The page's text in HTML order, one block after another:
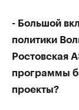
- Большой
политики
Ростовская
программы
проекты?